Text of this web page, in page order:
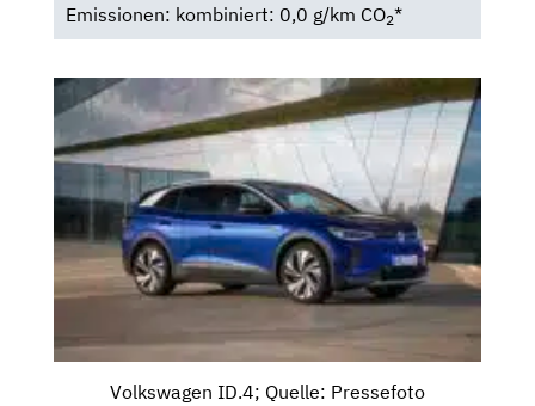
Emissionen: kombiniert: 0,0 g/km CO2*
Volkswagen ID.4; Quelle: Pressefoto